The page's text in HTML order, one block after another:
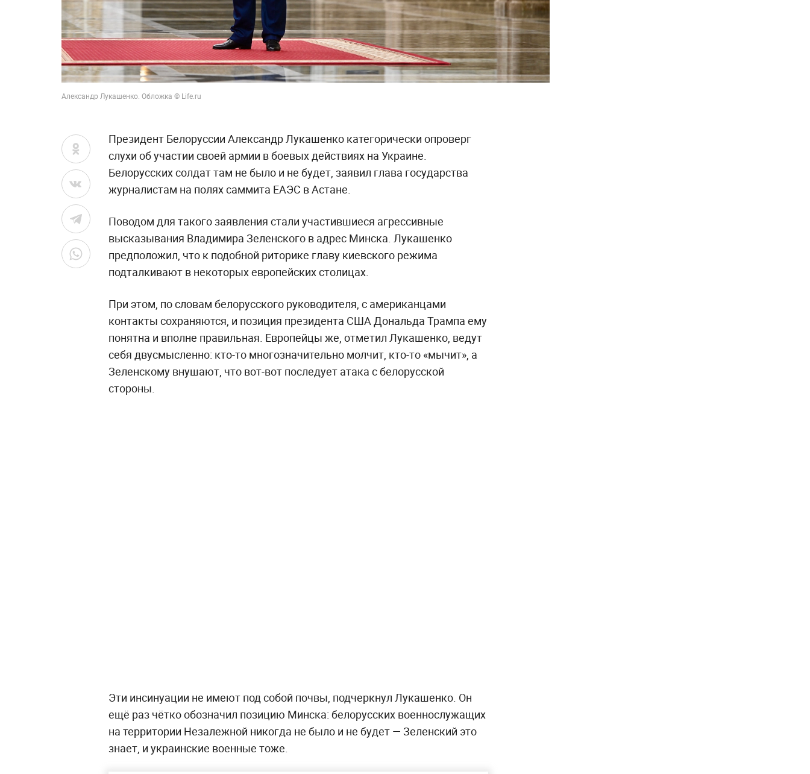
Александр Лукашенко. Обложка © Life.ru
Президент Белоруссии Александр Лукашенко категорически опроверг
слухи об участии своей армии в боевых действиях на Украине.
Белорусских солдат там не было и не будет, заявил глава государства
журналистам на полях саммита ЕАЭС в Астане.
Поводом для такого заявления стали участившиеся агрессивные
высказывания Владимира Зеленского в адрес Минска. Лукашенко
предположил, что к подобной риторике главу киевского режима
подталкивают в некоторых европейских столицах.
При этом, по словам белорусского руководителя, с американцами
контакты сохраняются, и позиция президента США Дональда Трампа ему
понятна и вполне правильная. Европейцы же, отметил Лукашенко, ведут
себя двусмысленно: кто-то многозначительно молчит, кто-то «мычит», а
Зеленскому внушают, что вот-вот последует атака с белорусской
стороны.
Эти инсинуации не имеют под собой почвы, подчеркнул Лукашенко. Он
ещё раз чётко обозначил позицию Минска: белорусских военнослужащих
на территории Незалежной никогда не было и не будет — Зеленский это
знает, и украинские военные тоже.